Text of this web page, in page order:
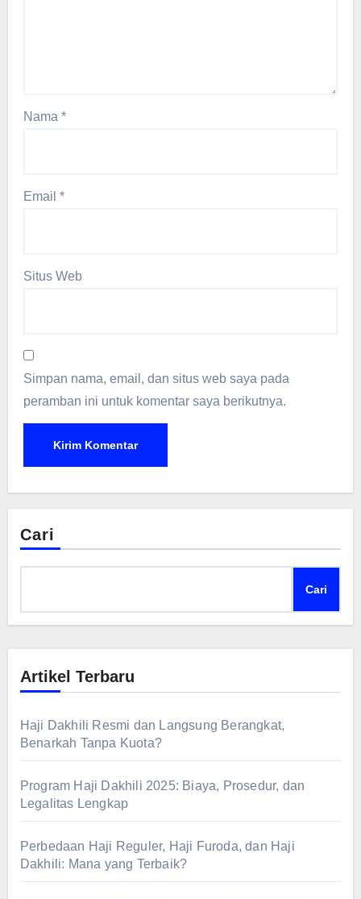
Nama*
Email*
Situs Web
Simpan nama, email, dan situs web saya pada
peramban ini untuk komentar saya berikutnya.
Cari
Cari
Artikel Terbaru
Haji Dakhili Resmi dan Langsung Berangkat,
Benarkah Tanpa Kuota?
Program Haji Dakhili 2025: Biaya, Prosedur, dan
Legalitas Lengkap
Perbedaan Haji Reguler, Haji Furoda, dan Haji
Dakhili: Mana yang Terbaik?